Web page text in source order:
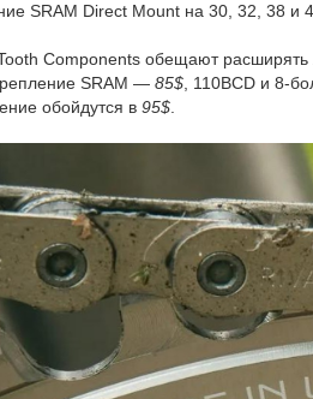
SRAM Direct Mount на 30, 32, 38 и
Components обещают
SRAM — 85$ , 110BCD и 8-
обойдутся в 95$